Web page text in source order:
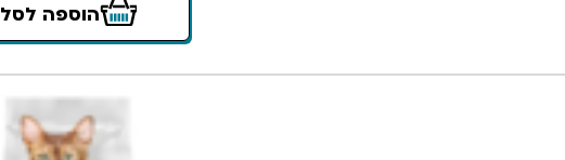
הוספה לסל